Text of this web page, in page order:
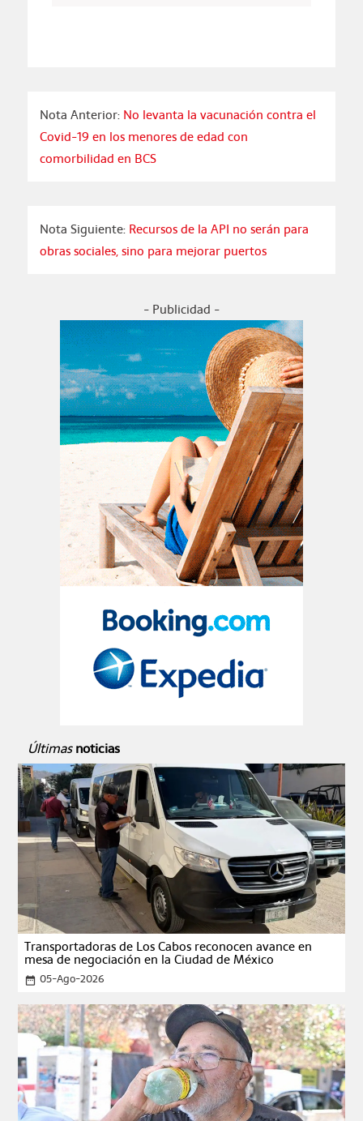
Nota Anterior:No levanta la vacunación contra el
Covid-19 en los menores de edad con
comorbilidad en BCS
Nota Siguiente: Recursos de la API no serán para
obras sociales, sino para mejorar puertos
- Publicidad -
Últimas noticias
Transportadoras de Los Cabos reconocen avance en
mesa de negociación en la Ciudad de México
date_range 05-Ago-2026